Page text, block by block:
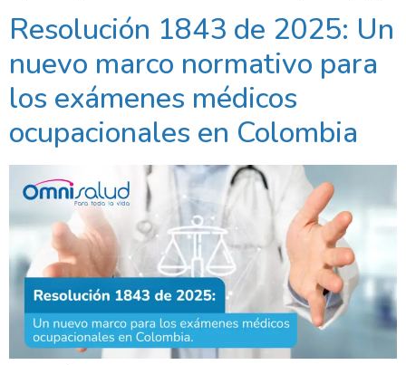
Resolución 1843 de 2025: Un
nuevo marco normativo para
los exámenes médicos
ocupacionales en Colombia